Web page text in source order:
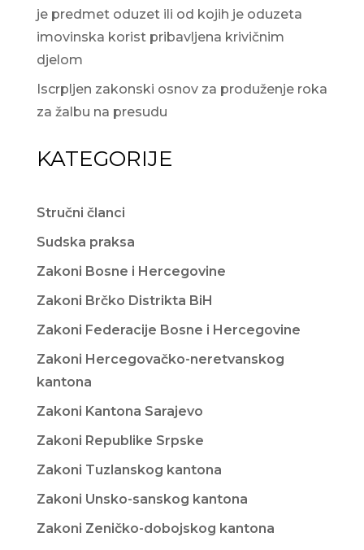
je predmet oduzet ili od kojih je oduzeta
imovinska korist pribavljena krivičnim
djelom
Iscrpljen zakonski osnov za produženje roka
za žalbu na presudu
KATEGORIJE
Stručni članci
Sudska praksa
Zakoni Bosne i Hercegovine
Zakoni Brčko Distrikta BiH
Zakoni Federacije Bosne i Hercegovine
Zakoni Hercegovačko-neretvanskog
kantona
Zakoni Kantona Sarajevo
Zakoni Republike Srpske
Zakoni Tuzlanskog kantona
Zakoni Unsko-sanskog kantona
Zakoni Zeničko-dobojskog kantona